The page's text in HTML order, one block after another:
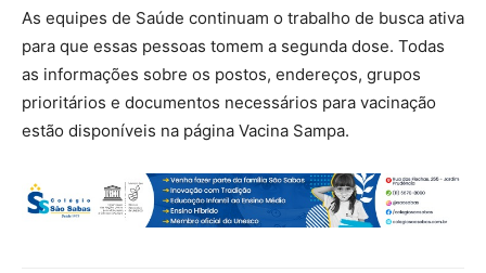
As equipes de Saúde continuam o trabalho de busca ativa
para que essas pessoas tomem a segunda dose. Todas
as informações sobre os postos, endereços, grupos
prioritários e documentos necessários para vacinação
estão disponíveis na página Vacina Sampa.